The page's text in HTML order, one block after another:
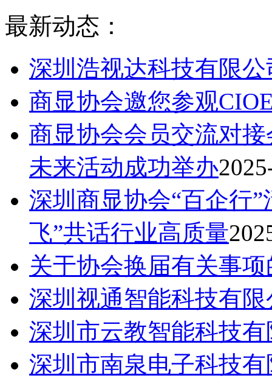
最新动态：
深圳浩视达科技有限公
商显协会邀您参观
商显协会会员交流对
未来活动成功举办
深圳商显协会“百企行
飞”共话行业高质量
关于协会换届有关事
深圳视通智能科技有限
深圳市云教智能科技
深圳市南泉电子科技